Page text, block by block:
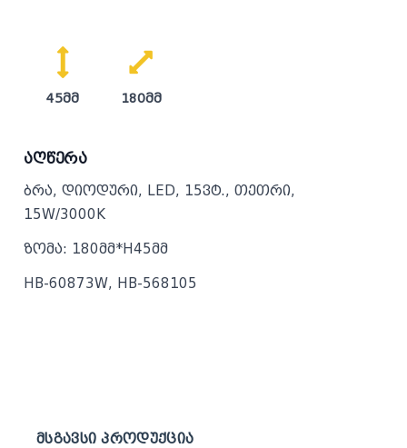
45მმ 180მმ
აღწერა
ბრა, დიოდური, LED, 15ვტ., თეთრი,
15W/3000K
ზომა: 180მმ*H45მმ
HB-60873W, HB-568105
მსგავსი პროდუქცია